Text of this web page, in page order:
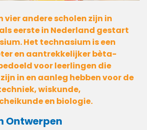
vier andere scholen zijn in
eerste in Nederland gestart
Het technasium is een
en aantrekkelijker bèta-
voor leerlingen die
in en aanleg hebben voor de
wiskunde,
en biologie.
Ontwerpen